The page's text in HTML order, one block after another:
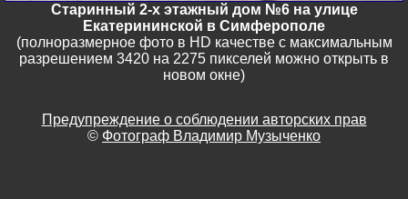
Старинный 2-х этажный дом №6 на улице
Екатерининской в Симферополе
(полноразмерное фото в HD качестве с максимальным
разрешением 3420 на 2275 пикселей можно открыть в
новом окне)
Предупреждение о соблюдении авторских прав
© Фотограф Владимир Музыченко